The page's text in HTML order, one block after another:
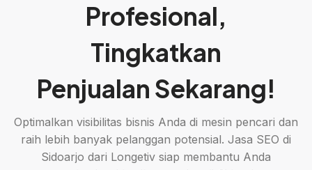
Profesional,
Tingkatkan
Penjualan Sekarang!
Optimalkan visibilitas bisnis Anda di mesin pencari dan
raih lebih banyak pelanggan potensial. Jasa SEO di
Sidoarjo dari Longetiv siap membantu Anda